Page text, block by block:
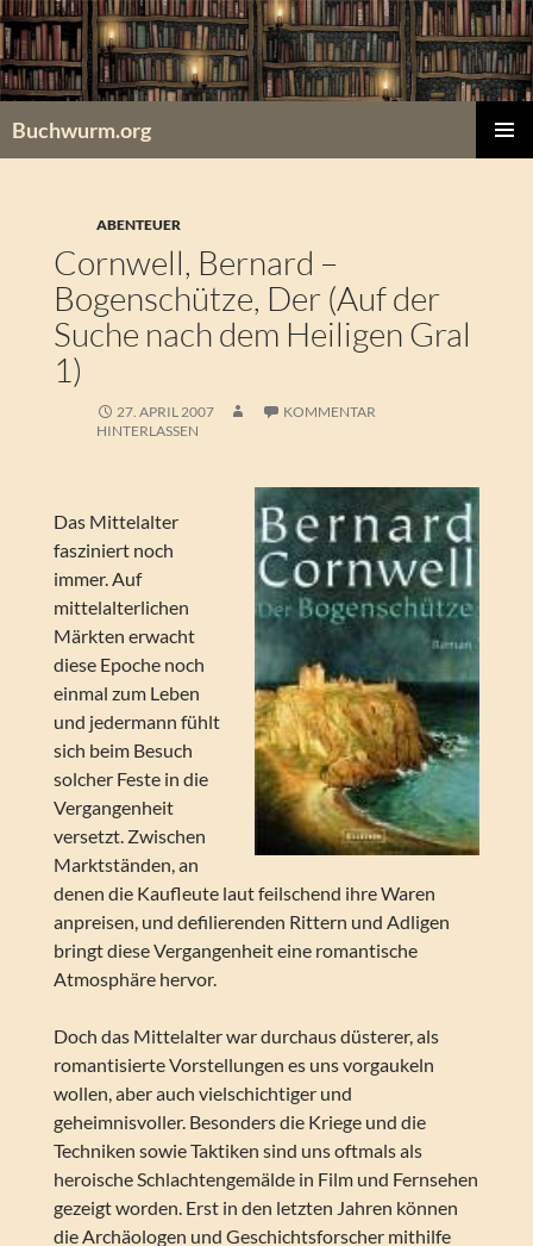
Zum
Inhalt
springen
Buchwurm.org
ABENTEUER
Cornwell, Bernard –
Bogenschütze, Der (Auf der
Suche nach dem Heiligen Gral
1)
27. APRIL 2007
KOMMENTAR
HINTERLASSEN
Das Mittelalter
fasziniert noch
immer. Auf
mittelalterlichen
Märkten erwacht
diese Epoche noch
einmal zum Leben
und jedermann fühlt
sich beim Besuch
solcher Feste in die
Vergangenheit
versetzt. Zwischen
Marktständen, an
denen die Kaufleute laut feilschend ihre Waren
anpreisen, und defilierenden Rittern und Adligen
bringt diese Vergangenheit eine romantische
Atmosphäre hervor.
Doch das Mittelalter war durchaus düsterer, als
romantisierte Vorstellungen es uns vorgaukeln
wollen, aber auch vielschichtiger und
geheimnisvoller. Besonders die Kriege und die
Techniken sowie Taktiken sind uns oftmals als
heroische Schlachtengemälde in Film und Fernsehen
gezeigt worden. Erst in den letzten Jahren können
die Archäologen und Geschichtsforscher mithilfe